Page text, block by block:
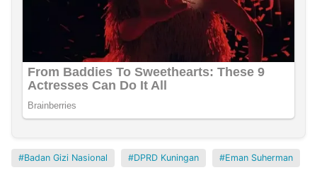
Badan Gizi Nasional DPRD Kuningan Eman Suherman